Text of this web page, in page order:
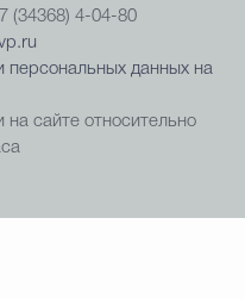
(34368) 4-04-80
персональных данных на
сайте относительно